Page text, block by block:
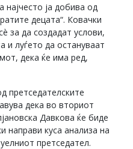
најчесто ја добива од
децата“. Ковачки
за да создадат услови,
и луѓето да остануваат
дека ќе има ред,
претседателските
дека во вториот
Давкова ќе биде
направи куса анализа на
претседател.